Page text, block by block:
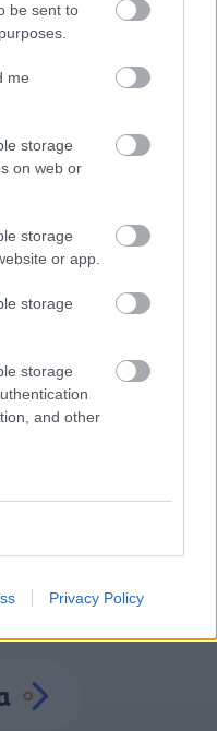
be sent to
me
storage
on web or
storage
or app.
storage
storage
and other
Privacy Policy
στη
τα
για
55 ετών –
Αστυνομία